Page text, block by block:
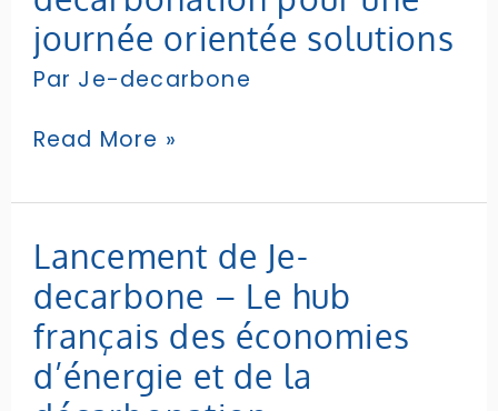
journée orientée solutions
Par Je-decarbone
décarbonent
–
450
experts
la
pour
journée
orientée
solutions
Read More »
Lancement de Je-
decarbone – Le hub
français des économies
d’énergie et de la
Lancement
de
Je-
decarbone
–
Le